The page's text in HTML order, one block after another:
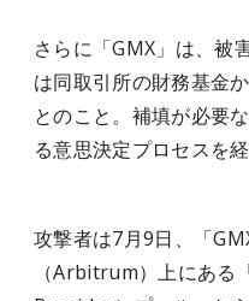
さらに「GMX」は、被
は同取引所の財務基金
とのこと。補填が必要
る意思決定プロセスを
攻撃者は7月9日、「
（Arbitrum）上にある